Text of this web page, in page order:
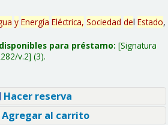
y Energía Eléctrica, Sociedad del Estado,
para préstamo: Signatura
v.2 (3).
Hacer reserva
Agregar al carrito